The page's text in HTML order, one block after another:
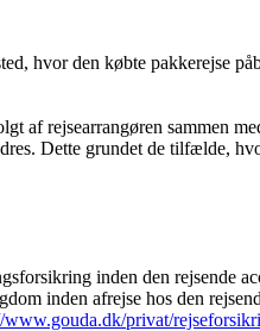
hvor den købte pakkerejse
af rejsearrangøren sammen
Dette grundet de tilfælde,
inden den
inden afrejse hos den
www.gouda.dk/privat/